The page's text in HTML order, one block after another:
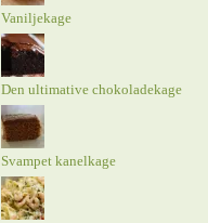
Vaniljekage
Den ultimative chokoladekage
Svampet kanelkage